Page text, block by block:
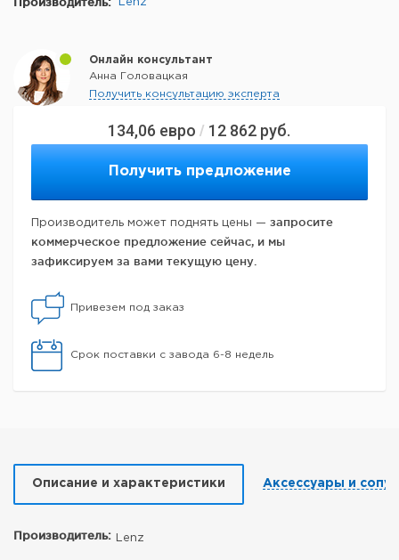
134,06 евро / 12 862 руб.
Получить предложение
Производитель может поднять цены — запросите
коммерческое предложение сейчас, и мы
зафиксируем за вами текущую цену.
Привезем под заказ
Срок поставки с завода 6-8 недель
Lenz
Онлайн консультант
Анна Головацкая
Получить консультацию эксперта
Описание и характеристики Аксессуары и
Производитель: Lenz